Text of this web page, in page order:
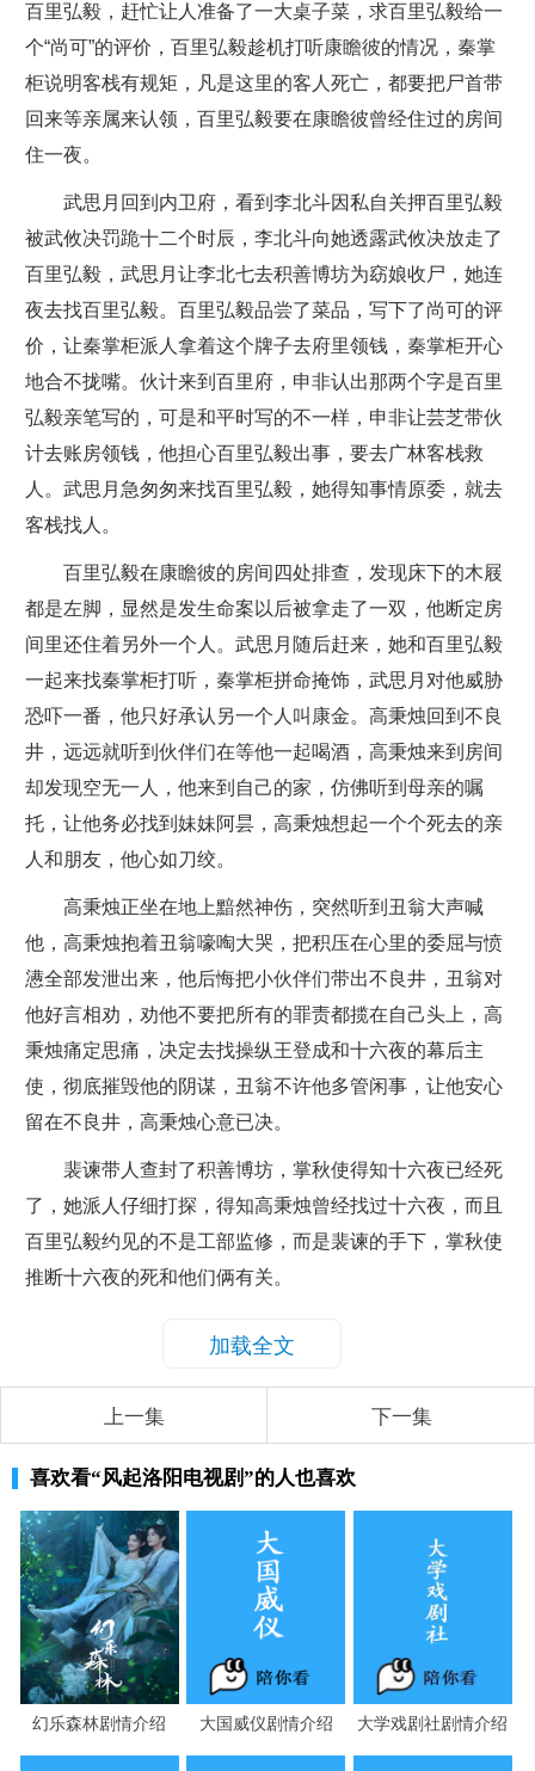
百里弘毅，赶忙让人准备了一大桌子菜，求百里弘毅给一
个“尚可”的评价，百里弘毅趁机打听康瞻彼的情况，秦掌
柜说明客栈有规矩，凡是这里的客人死亡，都要把尸首带
回来等亲属来认领，百里弘毅要在康瞻彼曾经住过的房间
住一夜。
武思月回到内卫府，看到李北斗因私自关押百里弘毅
被武攸决罚跪十二个时辰，李北斗向她透露武攸决放走了
百里弘毅，武思月让李北七去积善博坊为窈娘收尸，她连
夜去找百里弘毅。百里弘毅品尝了菜品，写下了尚可的评
价，让秦掌柜派人拿着这个牌子去府里领钱，秦掌柜开心
地合不拢嘴。伙计来到百里府，申非认出那两个字是百里
弘毅亲笔写的，可是和平时写的不一样，申非让芸芝带伙
计去账房领钱，他担心百里弘毅出事，要去广林客栈救
人。武思月急匆匆来找百里弘毅，她得知事情原委，就去
客栈找人。
百里弘毅在康瞻彼的房间四处排查，发现床下的木屐
都是左脚，显然是发生命案以后被拿走了一双，他断定房
间里还住着另外一个人。武思月随后赶来，她和百里弘毅
一起来找秦掌柜打听，秦掌柜拼命掩饰，武思月对他威胁
恐吓一番，他只好承认另一个人叫康金。高秉烛回到不良
井，远远就听到伙伴们在等他一起喝酒，高秉烛来到房间
却发现空无一人，他来到自己的家，仿佛听到母亲的嘱
托，让他务必找到妹妹阿昙，高秉烛想起一个个死去的亲
人和朋友，他心如刀绞。
高秉烛正坐在地上黯然神伤，突然听到丑翁大声喊
他，高秉烛抱着丑翁嚎啕大哭，把积压在心里的委屈与愤
懑全部发泄出来，他后悔把小伙伴们带出不良井，丑翁对
他好言相劝，劝他不要把所有的罪责都揽在自己头上，高
秉烛痛定思痛，决定去找操纵王登成和十六夜的幕后主
使，彻底摧毁他的阴谋，丑翁不许他多管闲事，让他安心
留在不良井，高秉烛心意已决。
裴谏带人查封了积善博坊，掌秋使得知十六夜已经死
了，她派人仔细打探，得知高秉烛曾经找过十六夜，而且
百里弘毅约见的不是工部监修，而是裴谏的手下，掌秋使
推断十六夜的死和他们俩有关。
加载全文
上一集 下一集
喜欢看“风起洛阳电视剧”的人也喜欢
幻乐森林剧情介绍 大国威仪剧情介绍 大学戏剧社剧情介绍